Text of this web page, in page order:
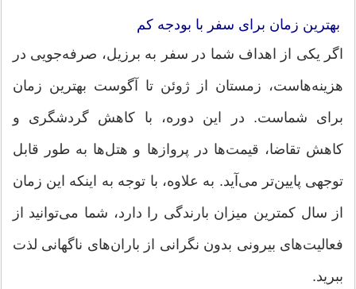
بهترین زمان برای سفر با بودجه کم
اگر یکی از اهداف شما در سفر به برزیل، صرفه‌جویی در
هزینه‌هاست، زمستان از ژوئن تا آگوست بهترین زمان
برای شماست. در این دوره، با کاهش گردشگری و
کاهش تقاضا، قیمت‌ها در پروازها و هتل‌ها به طور قابل
توجهی پایین‌تر می‌آید. به علاوه، با توجه به اینکه این زمان
از سال کمترین میزان بارندگی را دارد، شما می‌توانید از
فعالیت‌های بیرونی بدون نگرانی از باران‌های ناگهانی لذت
ببرید.